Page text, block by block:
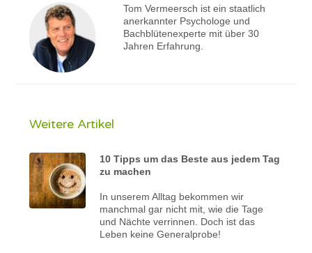
Tom Vermeersch ist ein staatlich
anerkannter Psychologe und
Bachblütenexperte mit über 30
Jahren Erfahrung.
Weitere Artikel
10 Tipps um das Beste aus jedem Tag
zu machen
In unserem Alltag bekommen wir
manchmal gar nicht mit, wie die Tage
und Nächte verrinnen. Doch ist das
Leben keine Generalprobe!